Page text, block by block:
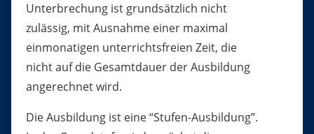
Unterbrechung ist grundsätzlich nicht
zulässig, mit Ausnahme einer maximal
einmonatigen unterrichtsfreien Zeit, die
nicht auf die Gesamtdauer der Ausbildung
angerechnet wird.
Die Ausbildung ist eine “Stufen-Ausbildung”.